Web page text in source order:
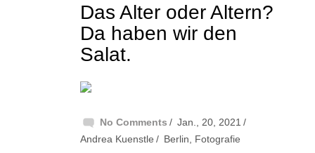
Das Alter oder Altern?
Da haben wir den
Salat.
No Comments
Jan., 20, 2021
Andrea Kuenstle
Berlin Fotografie